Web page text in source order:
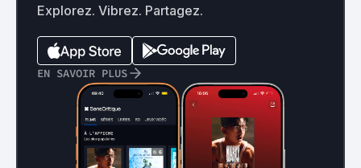
Explorez. Vibrez. Partagez.
EN SAVOIR PLUS